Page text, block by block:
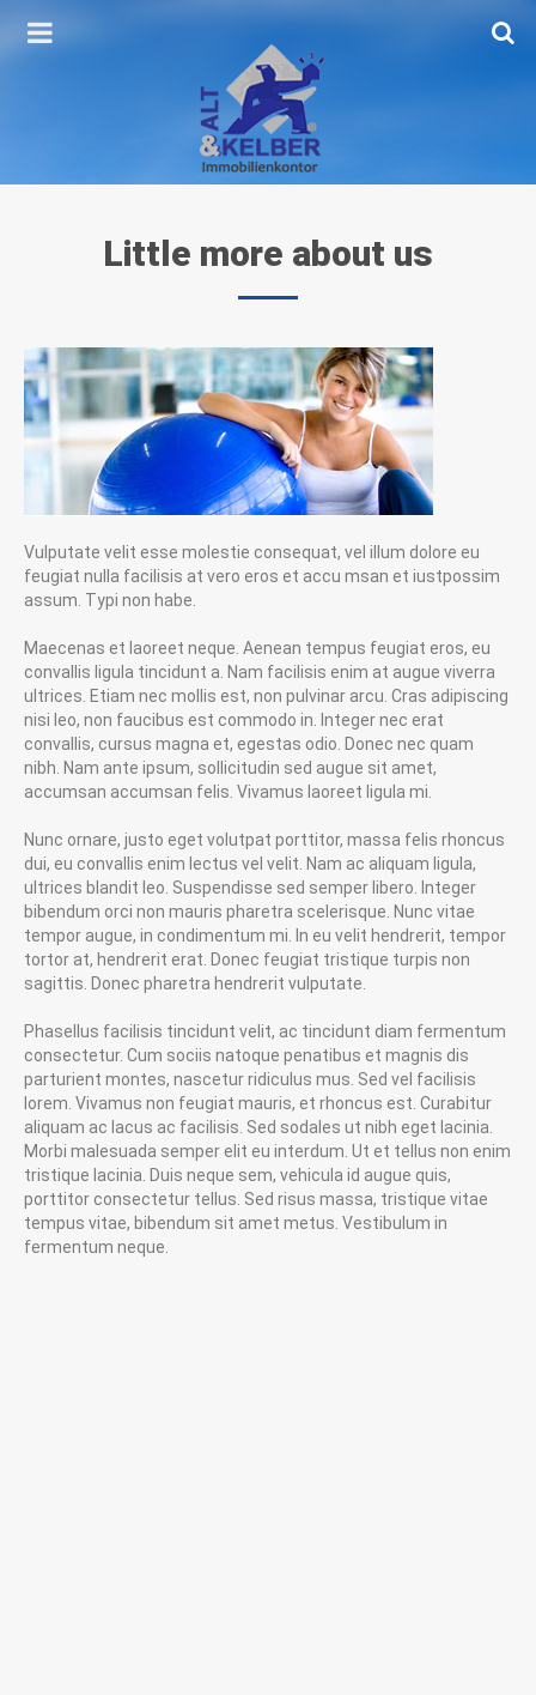
Little more about us
Vulputate velit esse molestie consequat, vel illum dolore eu
feugiat nulla facilisis at vero eros et accu msan et iustpossim
assum. Typi non habe.
Maecenas et laoreet neque. Aenean tempus feugiat eros, eu
convallis ligula tincidunt a. Nam facilisis enim at augue viverra
ultrices. Etiam nec mollis est, non pulvinar arcu. Cras adipiscing
nisi leo, non faucibus est commodo in. Integer nec erat
convallis, cursus magna et, egestas odio. Donec nec quam
nibh. Nam ante ipsum, sollicitudin sed augue sit amet,
accumsan accumsan felis. Vivamus laoreet ligula mi.
Nunc ornare, justo eget volutpat porttitor, massa felis rhoncus
dui, eu convallis enim lectus vel velit. Nam ac aliquam ligula,
ultrices blandit leo. Suspendisse sed semper libero. Integer
bibendum orci non mauris pharetra scelerisque. Nunc vitae
tempor augue, in condimentum mi. In eu velit hendrerit, tempor
tortor at, hendrerit erat. Donec feugiat tristique turpis non
sagittis. Donec pharetra hendrerit vulputate.
Phasellus facilisis tincidunt velit, ac tincidunt diam fermentum
consectetur. Cum sociis natoque penatibus et magnis dis
parturient montes, nascetur ridiculus mus. Sed vel facilisis
lorem. Vivamus non feugiat mauris, et rhoncus est. Curabitur
aliquam ac lacus ac facilisis. Sed sodales ut nibh eget lacinia.
Morbi malesuada semper elit eu interdum. Ut et tellus non enim
tristique lacinia. Duis neque sem, vehicula id augue quis,
porttitor consectetur tellus. Sed risus massa, tristique vitae
tempus vitae, bibendum sit amet metus. Vestibulum in
fermentum neque.